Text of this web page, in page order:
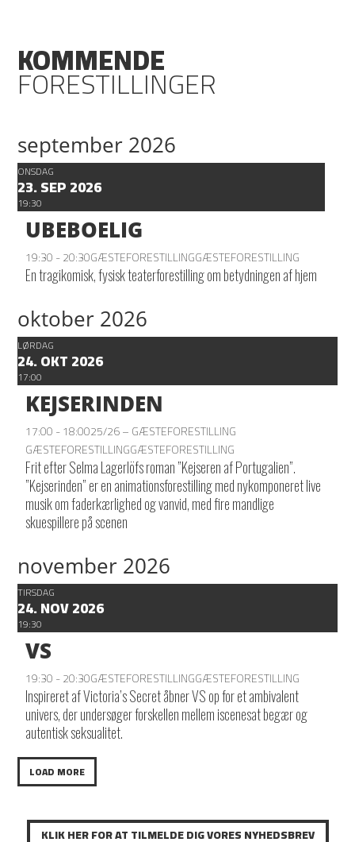
KOMMENDE
FORESTILLINGER
september 2026
ONSDAG
23. SEP 2026
19:30
UBEBOELIG
19:30 - 20:30GÆSTEFORESTILLINGGÆSTEFORESTILLING
En tragikomisk, fysisk teaterforestilling om betydningen af hjem
oktober 2026
LØRDAG
24. OKT 2026
17:00
KEJSERINDEN
17:00 - 18:0025/26 – GÆSTEFORESTILLING
GÆSTEFORESTILLINGGÆSTEFORESTILLING
Frit efter Selma Lagerlöfs roman ”Kejseren af Portugalien”.
”Kejserinden” er en animationsforestilling med nykomponeret live
musik om faderkærlighed og vanvid, med fire mandlige
skuespillere på scenen
november 2026
TIRSDAG
24. NOV 2026
19:30
VS
19:30 - 20:30GÆSTEFORESTILLINGGÆSTEFORESTILLING
Inspireret af Victoria’s Secret åbner VS op for et ambivalent
univers, der undersøger forskellen mellem iscenesat begær og
autentisk seksualitet.
LOAD MORE
KLIK HER FOR AT TILMELDE DIG VORES NYHEDSBREV